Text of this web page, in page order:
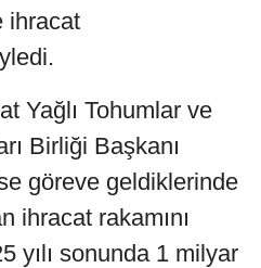
ihracat
Yağlı Tohumlar ve
Birliği Başkanı
göreve geldiklerinde
ihracat rakamını
yılı sonunda 1 milyar